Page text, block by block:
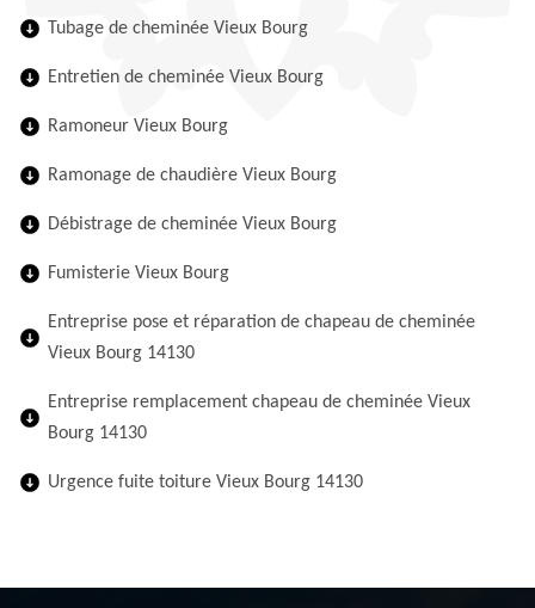
Tubage de cheminée Vieux Bourg
Entretien de cheminée Vieux Bourg
Ramoneur Vieux Bourg
Ramonage de chaudière Vieux Bourg
Débistrage de cheminée Vieux Bourg
Fumisterie Vieux Bourg
Entreprise pose et réparation de chapeau de cheminée
Vieux Bourg 14130
Entreprise remplacement chapeau de cheminée Vieux
Bourg 14130
Urgence fuite toiture Vieux Bourg 14130